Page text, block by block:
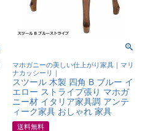
マホガニーの美しい仕上がり家具｜マリ
ナカッシーリ｜
スツール 木製 四角 B ブルー イ
エロー ストライプ張り マホガ
ニー材 イタリア家具調 アンテ
ィーク家具 おしゃれ 家具
送料無料